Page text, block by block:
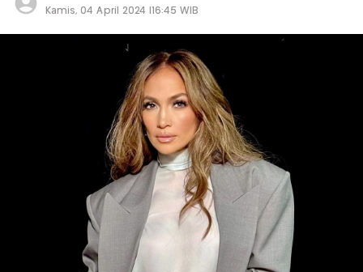
Kamis, 04 April 2024 |16:45 WIB